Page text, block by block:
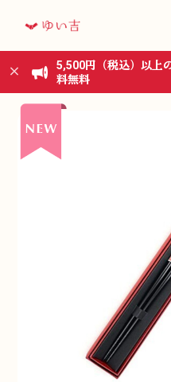
5,500円（税込）以上
料無料